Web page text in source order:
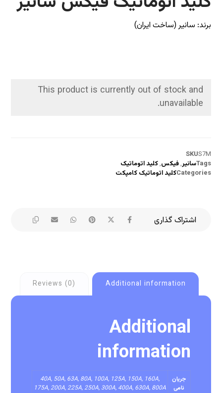
برند: سانیر (ساخت ایران)
This product is currently out of stock and
unavailable.
SKUS7M
Tagsسانیر,فیکس,کلید اتوماتیک
Categoriesکلید اتوماتیک کامپکت
Additional information
Reviews (0)
Additional
information
جریان
نامی
40A, 50A, 63A, 80A, 100A, 125A, 150A, 160A,
175A, 200A, 225A, 250A, 300A, 400A, 630A, 800A